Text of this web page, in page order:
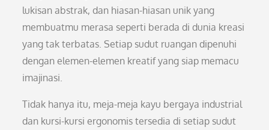
lukisan abstrak, dan hiasan-hiasan unik yang
membuatmu merasa seperti berada di dunia kreasi
yang tak terbatas. Setiap sudut ruangan dipenuhi
dengan elemen-elemen kreatif yang siap memacu
imajinasi.
Tidak hanya itu, meja-meja kayu bergaya industrial
dan kursi-kursi ergonomis tersedia di setiap sudut